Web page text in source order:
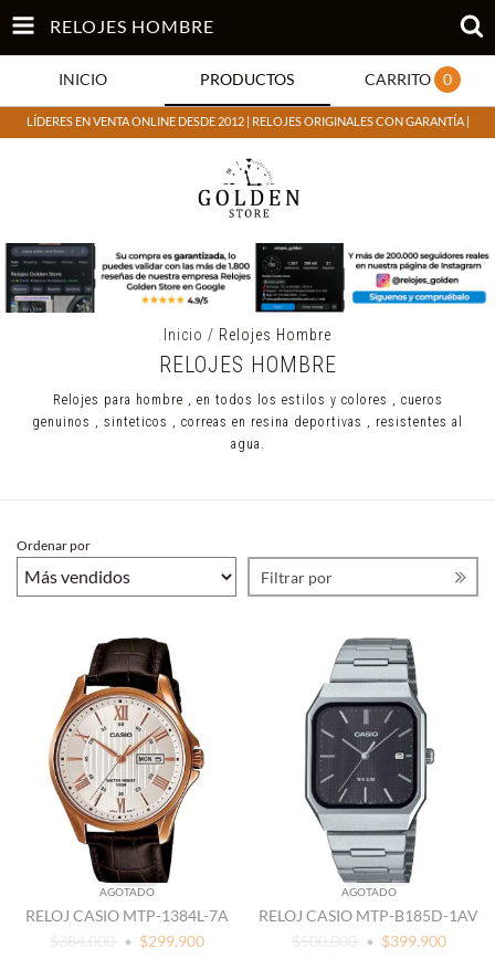
RELOJES HOMBRE
INICIO PRODUCTOS CARRITO 0
LÍDERES EN VENTA ONLINE DESDE 2012 | RELOJES ORIGINALES CON GARANTÍA |
Inicio / Relojes Hombre
RELOJES HOMBRE
Relojes para hombre , en todos los estilos y colores , cueros
genuinos , sinteticos , correas en resina deportivas , resistentes al
agua.
Ordenar por
Filtrar por
AGOTADO
RELOJ CASIO MTP-1384L-7A
$384.000
$299.900
AGOTADO
RELOJ CASIO MTP-B185D-1AV
$500.000
$399.900